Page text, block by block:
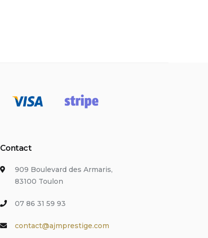
Contact
909 Boulevard des Armaris,
83100 Toulon
07 86 31 59 93
contact@ajmprestige.com